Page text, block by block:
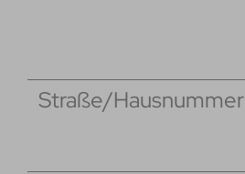
Straße/Hausnummer